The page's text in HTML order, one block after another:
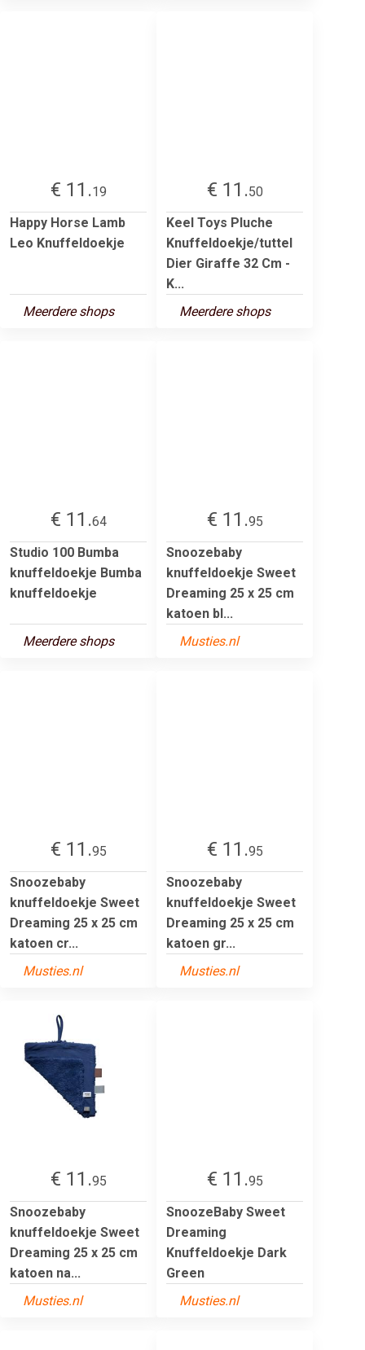
€ 11.19
Happy Horse Lamb
Leo Knuffeldoekje
Meerdere shops
€ 11.50
Keel Toys Pluche
Knuffeldoekje/tuttel
Dier Giraffe 32 Cm -
K...
Meerdere shops
€ 11.64
Studio 100 Bumba
knuffeldoekje Bumba
knuffeldoekje
Meerdere shops
€ 11.95
Snoozebaby
knuffeldoekje Sweet
Dreaming 25 x 25 cm
katoen bl...
Musties.nl
€ 11.95
Snoozebaby
knuffeldoekje Sweet
Dreaming 25 x 25 cm
katoen cr...
Musties.nl
€ 11.95
Snoozebaby
knuffeldoekje Sweet
Dreaming 25 x 25 cm
katoen gr...
Musties.nl
€ 11.95
Snoozebaby
knuffeldoekje Sweet
Dreaming 25 x 25 cm
katoen na...
Musties.nl
€ 11.95
SnoozeBaby Sweet
Dreaming
Knuffeldoekje Dark
Green
Musties.nl